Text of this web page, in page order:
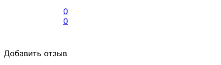
0
0
Добавить отзыв